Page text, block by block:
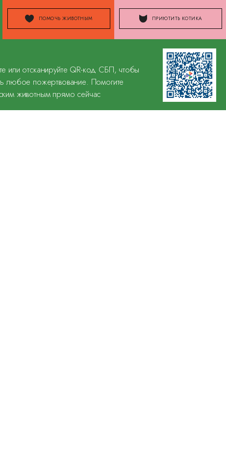
ПОМОЧЬ ЖИВОТНЫМ ПРИЮТИТЬ КОТИКА
или отсканируйте QR-код СБП, чтобы
любое пожертвование. Помогите
животным прямо сейчас